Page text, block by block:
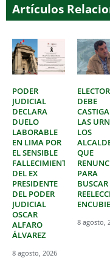
Artículos
PODER
JUDICIAL
DECLARA
DUELO
LABORABLE
EN LIMA POR
EL SENSIBLE
FALLECIMIENTO
DEL EX
PRESIDENTE
DEL PODER
JUDICIAL
OSCAR
ALFARO
ÁLVAREZ
8 agosto, 2026
DEBE
LAS
LOS
QUE
PARA
8 agosto,